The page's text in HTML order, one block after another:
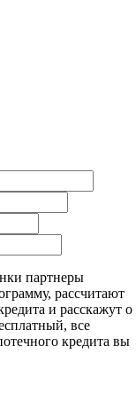
партнеры
рассчитают
и расскажут о
все
кредита вы